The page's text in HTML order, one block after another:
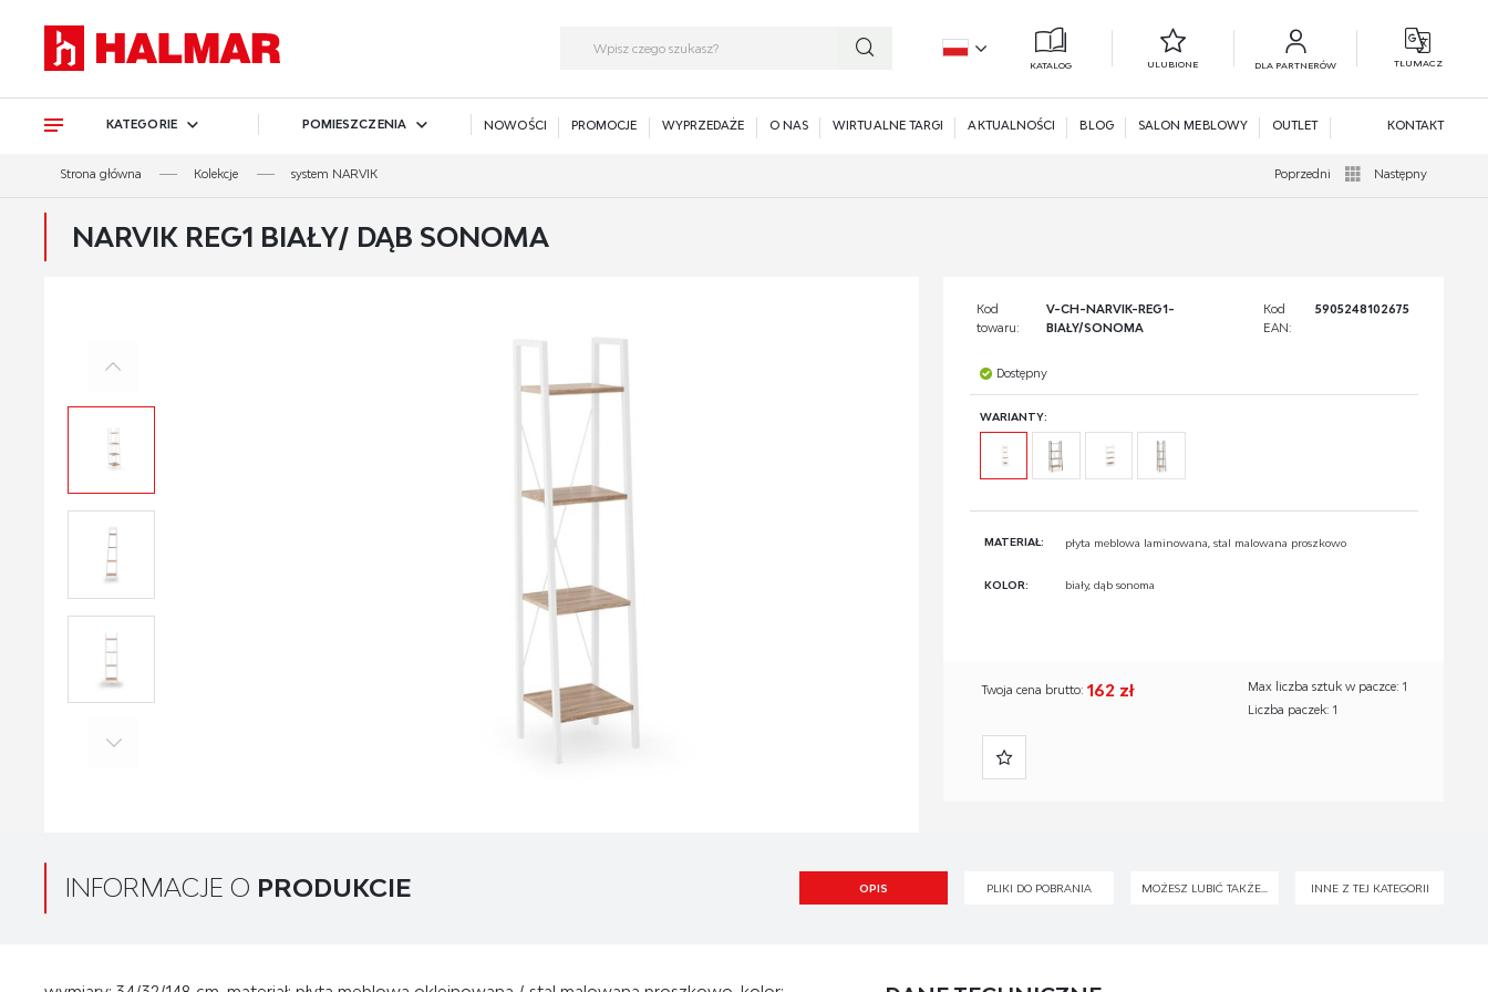
KATALOG ULUBIONE DLA PARTNERÓW TŁUMACZ
KATEGORIE POMIESZCZENIA NOWOŚCI PROMOCJE WYPRZEDAŻE O NAS WIRTUALNE TARGI AKTUALNOŚCI BLOG SALON MEBLOWY OUTLET KONTAKT
Strona główna Kolekcje system NARVIK Poprzedni Następny
NARVIK REG1 BIAŁY/ DĄB SONOMA
Kod
towaru:
V-CH-NARVIK-REG1-
BIAŁY/SONOMA
Kod
EAN:
5905248102675
Dostępny
WARIANTY:
MATERIAŁ: płyta meblowa laminowana, stal malowana proszkowo
KOLOR: biały, dąb sonoma
Twoja cena brutto:162 zł
Max liczba sztuk w paczce: 1
Liczba paczek: 1
INFORMACJE O PRODUKCIE OPIS PLIKI DO POBRANIA MOŻESZ LUBIĆ TAKŻE... INNE Z TEJ KATEGORII